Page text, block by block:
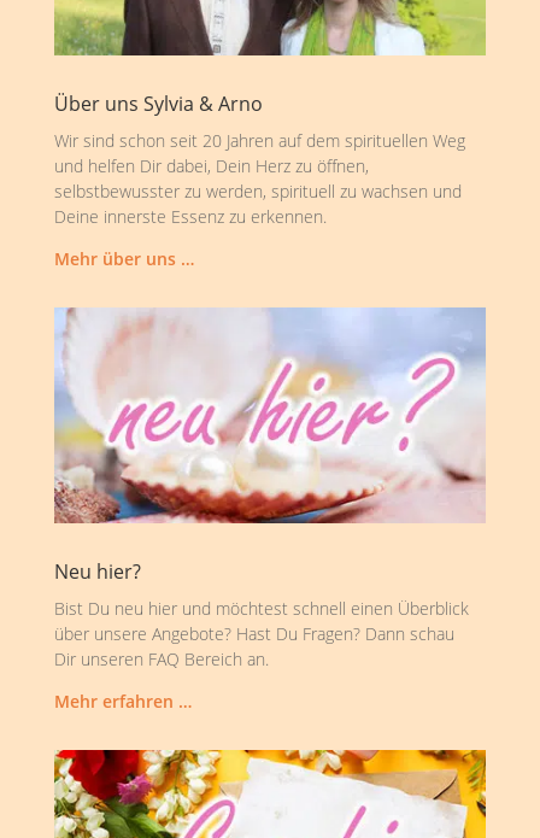
Über uns Sylvia & Arno
Wir sind schon seit 20 Jahren auf dem spirituellen Weg
und helfen Dir dabei, Dein Herz zu öffnen,
selbstbewusster zu werden, spirituell zu wachsen und
Deine innerste Essenz zu erkennen.
Mehr über uns …
Neu hier?
Bist Du neu hier und möchtest schnell einen Überblick
über unsere Angebote? Hast Du Fragen? Dann schau
Dir unseren FAQ Bereich an.
Mehr erfahren …